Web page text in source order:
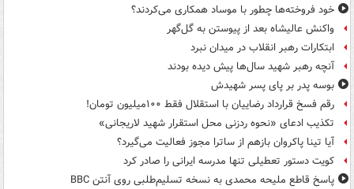
خود فروخته‌ها چطور با موساد همکاری می‌کردند؟
واکنش عالیشاه بعد از پیوستن به گل‌گهر
ابتکارات رهبر انقلاب در میدان نبرد
آنچه رهبر شهید سال‌ها پیش دیده بودند
بوسه‌ پدر بر پای پسر شهیدش
رقم فسخ قرارداد رضاییان با استقلال فقط ۱۰۰میلیون تومان!
تکذیب ادعای «نحوه ردزنی محل استقرار شهید لاریجانی»
آیا تینا پاکروان بازهم از ساترا مجوز فعالیت می‌گیرد؟
کویت دستور تعطیلی تنها مدرسه ایرانی را صادر کرد
پاسخ قاطع ملیحه محمدی به نسخه تسلیم‌طلبی روی آنتن BBC